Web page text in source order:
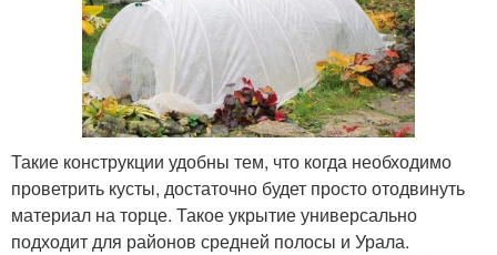
Такие конструкции удобны тем, что когда необходимо
проветрить кусты, достаточно будет просто отодвинуть
материал на торце. Такое укрытие универсально
подходит для районов средней полосы и Урала.